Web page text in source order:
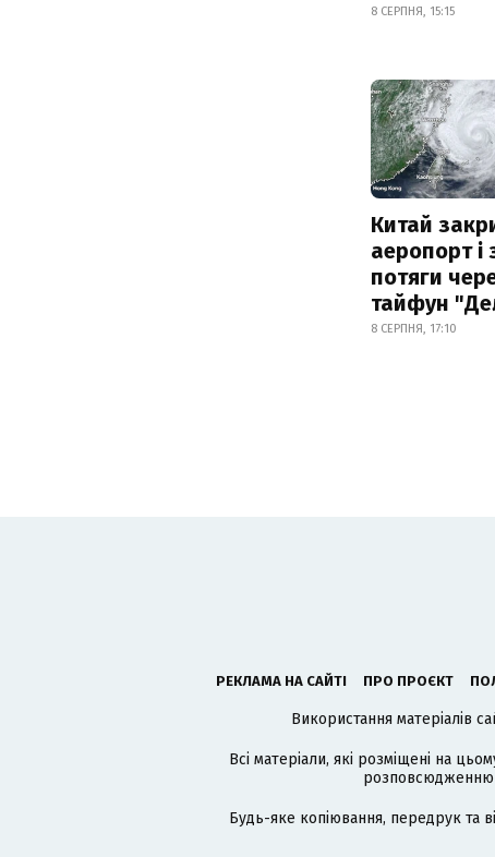
8 СЕРПНЯ, 15:15
Китай
аеропорт і
потяги
тайфун
8 СЕРПНЯ, 17:10
РЕКЛАМА НА САЙТІ ПРО ПРОЄКТ
Використання матеріалів
Всі матеріали, які розміщені на
розповсюдженню
Будь-яке копіювання, передрук та